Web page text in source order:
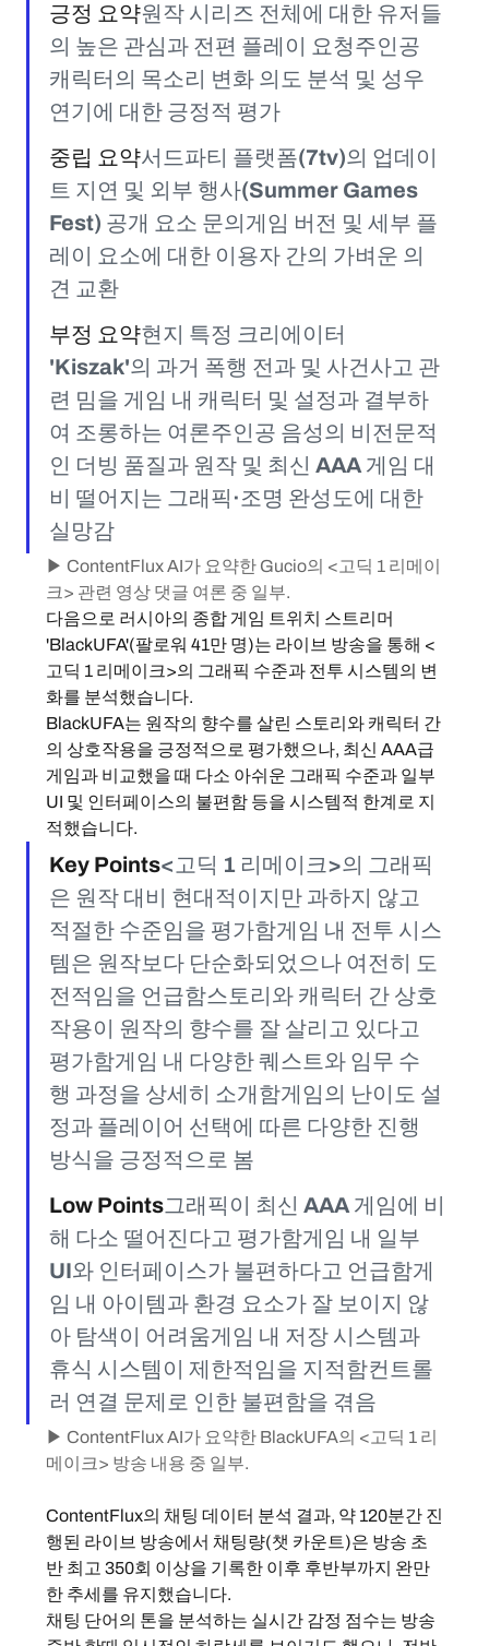
긍정 요약원작 시리즈 전체에 대한 유저들
의 높은 관심과 전편 플레이 요청주인공
캐릭터의 목소리 변화 의도 분석 및 성우
연기에 대한 긍정적 평가
중립 요약서드파티 플랫폼(7tv)의 업데이
트 지연 및 외부 행사(Summer Games
Fest) 공개 요소 문의게임 버전 및 세부 플
레이 요소에 대한 이용자 간의 가벼운 의
견 교환
부정 요약현지 특정 크리에이터
'Kiszak'의 과거 폭행 전과 및 사건사고 관
련 밈을 게임 내 캐릭터 및 설정과 결부하
여 조롱하는 여론주인공 음성의 비전문적
인 더빙 품질과 원작 및 최신 AAA 게임 대
비 떨어지는 그래픽·조명 완성도에 대한
실망감
▶ ContentFlux AI가 요약한 Gucio의 <고딕 1 리메이
크> 관련 영상 댓글 여론 중 일부.
다음으로 러시아의 종합 게임 트위치 스트리머
'BlackUFA'(팔로워 41만 명)는 라이브 방송을 통해 <
고딕 1 리메이크>의 그래픽 수준과 전투 시스템의 변
화를 분석했습니다.
BlackUFA는 원작의 향수를 살린 스토리와 캐릭터 간
의 상호작용을 긍정적으로 평가했으나, 최신 AAA급
게임과 비교했을 때 다소 아쉬운 그래픽 수준과 일부
UI 및 인터페이스의 불편함 등을 시스템적 한계로 지
적했습니다.
Key Points<고딕 1 리메이크>의 그래픽
은 원작 대비 현대적이지만 과하지 않고
적절한 수준임을 평가함게임 내 전투 시스
템은 원작보다 단순화되었으나 여전히 도
전적임을 언급함스토리와 캐릭터 간 상호
작용이 원작의 향수를 잘 살리고 있다고
평가함게임 내 다양한 퀘스트와 임무 수
행 과정을 상세히 소개함게임의 난이도 설
정과 플레이어 선택에 따른 다양한 진행
방식을 긍정적으로 봄
Low Points그래픽이 최신 AAA 게임에 비
해 다소 떨어진다고 평가함게임 내 일부
UI와 인터페이스가 불편하다고 언급함게
임 내 아이템과 환경 요소가 잘 보이지 않
아 탐색이 어려움게임 내 저장 시스템과
휴식 시스템이 제한적임을 지적함컨트롤
러 연결 문제로 인한 불편함을 겪음
▶ ContentFlux AI가 요약한 BlackUFA의 <고딕 1 리
메이크> 방송 내용 중 일부.
ContentFlux의 채팅 데이터 분석 결과, 약 120분간 진
행된 라이브 방송에서 채팅량(챗 카운트)은 방송 초
반 최고 350회 이상을 기록한 이후 후반부까지 완만
한 추세를 유지했습니다.
채팅 단어의 톤을 분석하는 실시간 감정 점수는 방송